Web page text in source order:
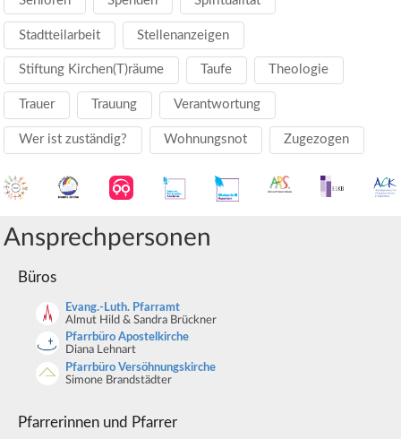
Stadtteilarbeit Stellenanzeigen
Stiftung Kirchen(T)räume Taufe Theologie
Trauer Trauung Verantwortung
Wer ist zuständig? Wohnungsnot Zugezogen
Ansprechpersonen
Büros
Evang.-Luth. Pfarramt
Almut Hild & Sandra Brückner
Pfarrbüro Apostelkirche
Diana Lehnart
Pfarrbüro Versöhnungskirche
Simone Brandstädter
Pfarrerinnen und Pfarrer